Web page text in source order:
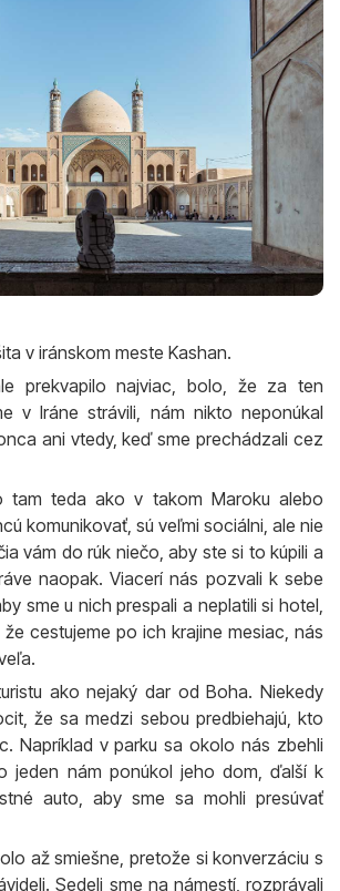
v iránskom meste Kashan.
prekvapilo najviac, bolo, že za ten
v Iráne strávili, nám nikto neponúkal
ani vtedy, keď sme prechádzali cez
tam teda ako v takom Maroku alebo
komunikovať, sú veľmi sociálni, ale nie
vám do rúk niečo, aby ste si to kúpili a
naopak. Viacerí nás pozvali k sebe
sme u nich prespali a neplatili si hotel,
cestujeme po ich krajine mesiac, nás
ako nejaký dar od Boha. Niekedy
že sa medzi sebou predbiehajú, kto
Napríklad v parku sa okolo nás zbehli
jeden nám ponúkol jeho dom, ďalší k
auto, aby sme sa mohli presúvať
až smiešne, pretože si konverzáciu s
Sedeli sme na námestí, rozprávali